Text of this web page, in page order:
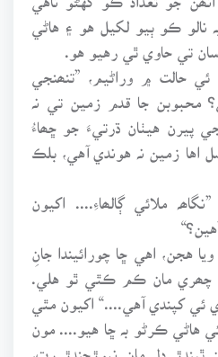
ڪو ٻيو لکيل هو ۽ هاڻي
تي حاوي ٿي رهيو هو.
حالت ۾ وراڻيم، ”تنھنجي
جا قدم زمين تي نہ
پيرن هيٺان ڌرتيءَ جو ڇھاءُ
اها زمين نہ هوندي آهي، بلڪ
ملائي ڳالھاءِ.... اکيون
هجن، اهي ڇا چورائيندا جانِ
چھري مان ڪم ڪٿي ٿو هلي.
ئي کپندي آهي....“ اکيون مٿي
هاڻي ڪرڻو بہ ڇا هيو.... مون
ٿيندڙ دل مان نپوڙجندڙ رت،